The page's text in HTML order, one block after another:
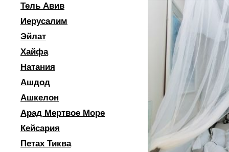
Тель Авив
Иерусалим
Эйлат
Хайфа
Натания
Ашдод
Ашкелон
Арад Мертвое Море
Кейсария
Петах Тиква